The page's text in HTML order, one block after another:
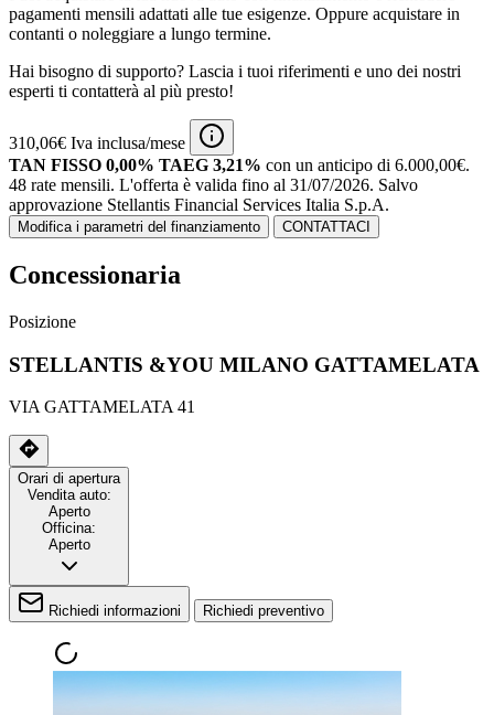
pagamenti mensili adattati alle tue esigenze. Oppure acquistare in
contanti o noleggiare a lungo termine.
Hai bisogno di supporto? Lascia i tuoi riferimenti e uno dei nostri
esperti ti contatterà al più presto!
310,06€ Iva inclusa/mese
TAN FISSO 0,00% TAEG 3,21% con un anticipo di 6.000,00€.
48 rate mensili. L'offerta è valida fino al 31/07/2026. Salvo
approvazione Stellantis Financial Services Italia S.p.A.
Modifica i parametri del finanziamento CONTATTACI
Concessionaria
Posizione
STELLANTIS &YOU MILANO GATTAMELATA
VIA GATTAMELATA 41
Orari di apertura
Vendita auto:
Aperto
Officina:
Aperto
Richiedi informazioni Richiedi preventivo